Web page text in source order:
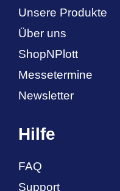
Unsere Produkte
Über uns
ShopNPlott
Messetermine
Newsletter
Hilfe
FAQ
Support